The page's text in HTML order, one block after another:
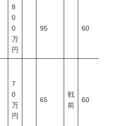
8
0
0
万
円
95 60
7
0
万
円
65
戦
前
60